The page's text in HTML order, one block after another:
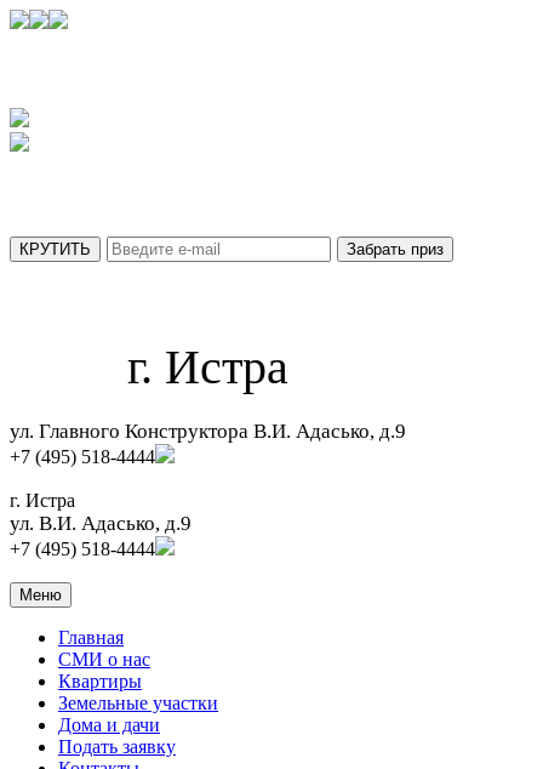
г. Истра
ул. Главного Конструктора В.И. Адасько, д.9
+7 (495) 518-4444
г. Истра
ул. В.И. Адасько, д.9
+7 (495) 518-4444
Меню
Главная
СМИ о нас
Квартиры
Земельные участки
Дома и дачи
Подать заявку